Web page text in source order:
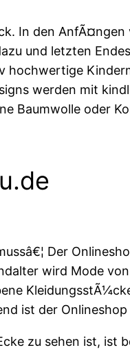
In den
und letzten
hochwertige
werden mit
Baumwolle oder
Der
wird Mode
ist der
zu sehen ist, ist